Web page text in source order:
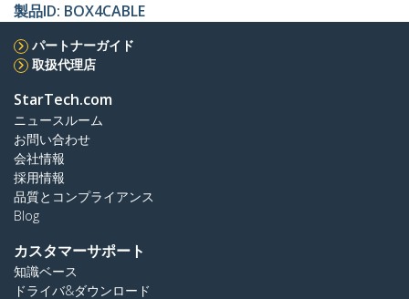
製品ID: BOX4CABLE
パートナーガイド
取扱代理店
StarTech.com
ニュースルーム
お問い合わせ
会社情報
採用情報
品質とコンプライアンス
Blog
カスタマーサポート
知識ベース
ドライバ&ダウンロード